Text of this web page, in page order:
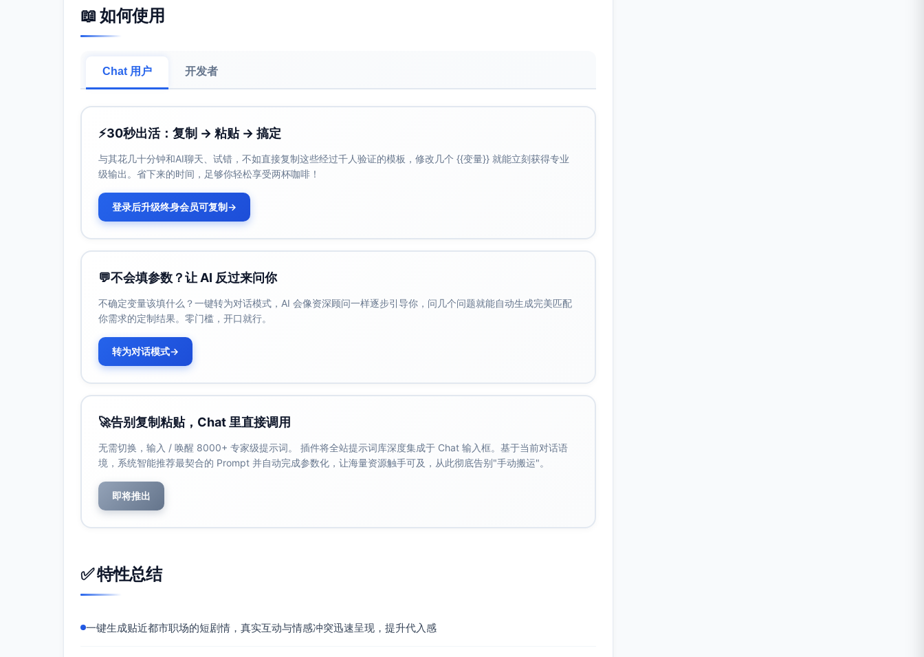
📖 如何使用
Chat 用户 开发者
⚡30秒出活：复制 → 粘贴 → 搞定
与其花几十分钟和AI聊天、试错，不如直接复制这些经过千人验证的模板，修改几个 {{变量}} 就能立刻获得专业
级输出。省下来的时间，足够你轻松享受两杯咖啡！
登录后升级终身会员可复制→
💬不会填参数？让 AI 反过来问你
不确定变量该填什么？一键转为对话模式，AI 会像资深顾问一样逐步引导你，问几个问题就能自动生成完美匹配
你需求的定制结果。零门槛，开口就行。
转为对话模式→
🚀告别复制粘贴，Chat 里直接调用
无需切换，输入 / 唤醒 8000+ 专家级提示词。 插件将全站提示词库深度集成于 Chat 输入框。基于当前对话语
境，系统智能推荐最契合的 Prompt 并自动完成参数化，让海量资源触手可及，从此彻底告别"手动搬运"。
即将推出
✅ 特性总结
一键生成贴近都市职场的短剧情，真实互动与情感冲突迅速呈现，提升代入感